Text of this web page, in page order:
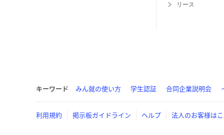
リース
キーワード みん就の使い方 学生認証 合同企業説明会
利用規約 掲示板ガイドライン ヘルプ 法人のお客様は